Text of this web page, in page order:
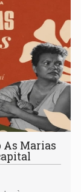
As Marias